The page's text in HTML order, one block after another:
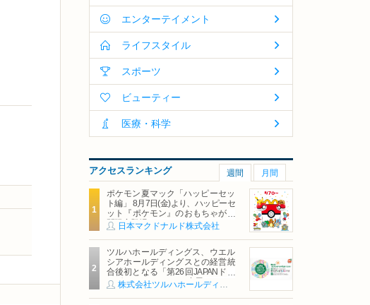
エンターテイメント
ライフスタイル
スポーツ
ビューティー
医療・科学
アクセスランキング 週間 月間
ポケモン夏マック「ハッピーセッ
ト編」 8月7日(金)より、ハッピーセ
ット『ポケモン』のおもちゃが期
間限定登場
日本マクドナルド株式会社
ツルハホールディングス、ウエル
シアホールディングスとの経営統
合後初となる「第26回JAPANドラ
ッグストアショー」に出展